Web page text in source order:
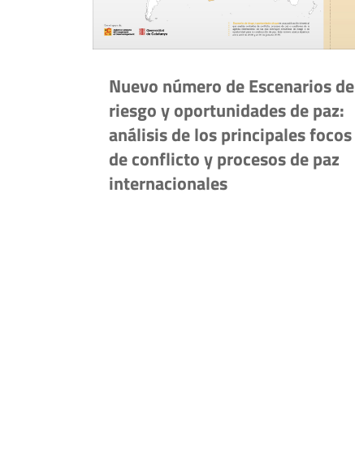
Nuevo número de Escenarios de
riesgo y oportunidades de paz:
análisis de los principales focos
de conflicto y procesos de paz
internacionales